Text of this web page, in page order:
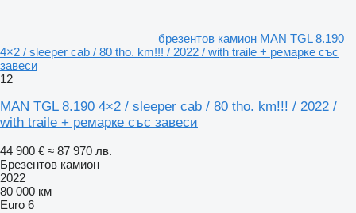
брезентов камион MAN TGL 8.190
4×2 / sleeper cab / 80 tho. km!!! / 2022 / with traile + ремарке със
завеси
12
MAN TGL 8.190 4×2 / sleeper cab / 80 tho. km!!! / 2022 /
with traile + ремарке със завеси
44 900 € ≈ 87 970 лв.
Брезентов камион
2022
80 000 км
Euro 6